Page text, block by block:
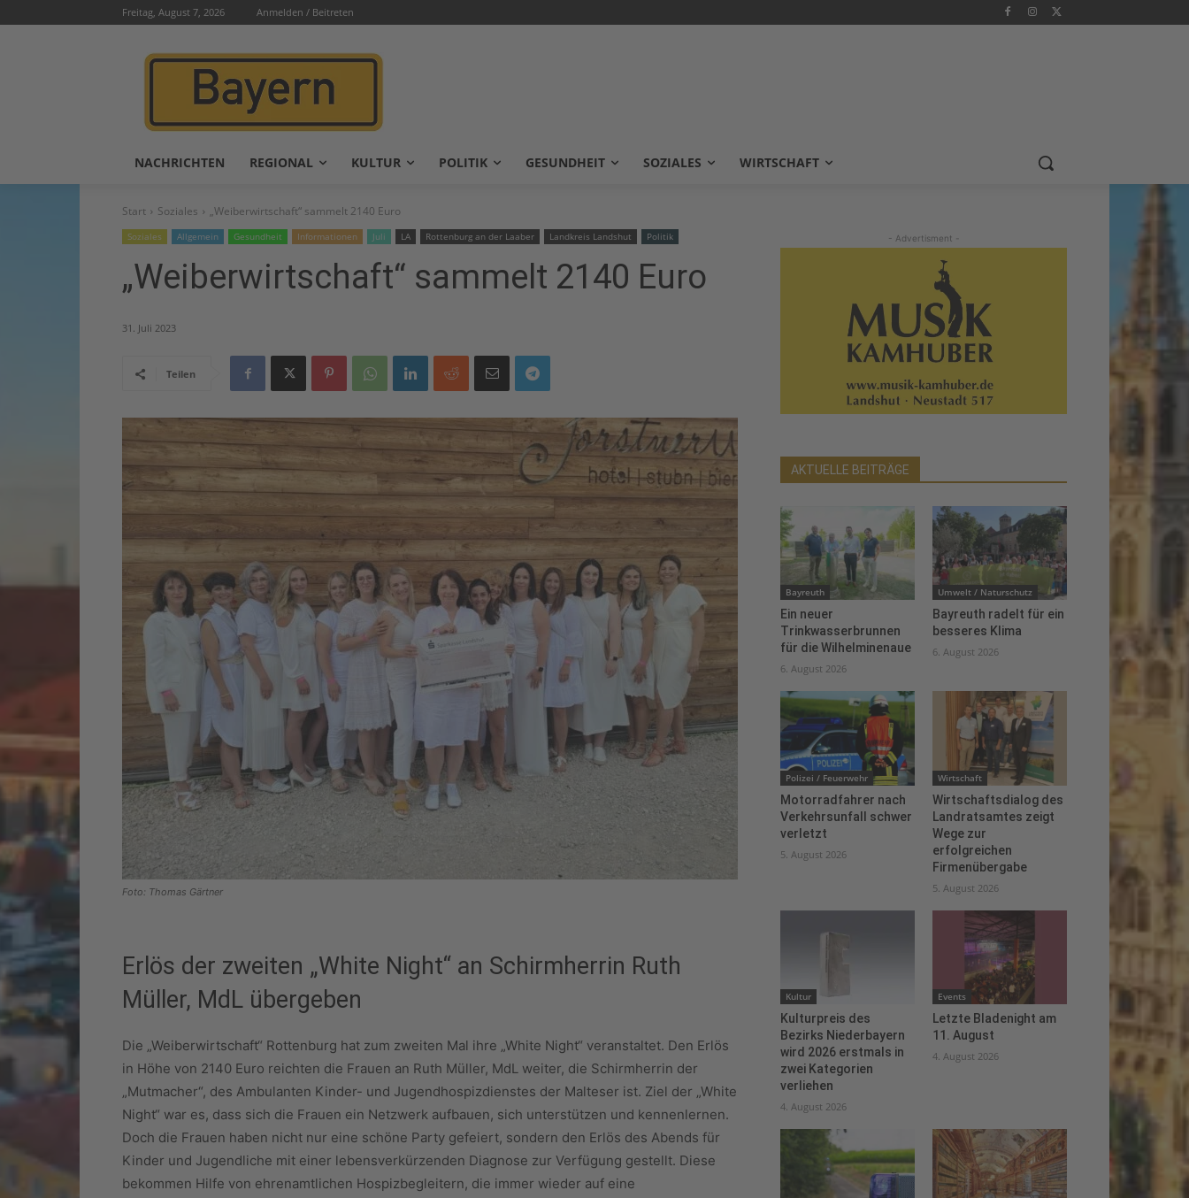
Freitag, August 7, 2026 Anmelden / Beitreten
NACHRICHTEN REGIONAL KULTUR POLITIK GESUNDHEIT SOZIALES WIRTSCHAFT
Start Soziales „Weiberwirtschaft“ sammelt 2140 Euro
Soziales Allgemein Gesundheit Informationen Juli LA Rottenburg an der Laaber Landkreis Landshut Politik
„Weiberwirtschaft“ sammelt 2140 Euro
31. Juli 2023
Teilen
Foto: Thomas Gärtner
Erlös der zweiten „White Night“ an Schirmherrin Ruth
Müller, MdL übergeben
Die „Weiberwirtschaft“ Rottenburg hat zum zweiten Mal ihre „White Night“ veranstaltet. Den Erlös
in Höhe von 2140 Euro reichten die Frauen an Ruth Müller, MdL weiter, die Schirmherrin der
„Mutmacher“, des Ambulanten Kinder- und Jugendhospizdienstes der Malteser ist. Ziel der „White
Night“ war es, dass sich die Frauen ein Netzwerk aufbauen, sich unterstützen und kennenlernen.
Doch die Frauen haben nicht nur eine schöne Party gefeiert, sondern den Erlös des Abends für
Kinder und Jugendliche mit einer lebensverkürzenden Diagnose zur Verfügung gestellt. Diese
bekommen Hilfe von ehrenamtlichen Hospizbegleitern, die immer wieder auf eine
- Advertisment -
AKTUELLE BEITRÄGE
Bayreuth
Ein neuer
Trinkwasserbrunnen
für die Wilhelminenaue
6. August 2026
Umwelt / Naturschutz
Bayreuth radelt für ein
besseres Klima
6. August 2026
Polizei / Feuerwehr
Motorradfahrer nach
Verkehrsunfall schwer
verletzt
5. August 2026
Wirtschaft
Wirtschaftsdialog des
Landratsamtes zeigt
Wege zur
erfolgreichen
Firmenübergabe
5. August 2026
Kultur
Kulturpreis des
Bezirks Niederbayern
wird 2026 erstmals in
zwei Kategorien
verliehen
4. August 2026
Events
Letzte Bladenight am
11. August
4. August 2026